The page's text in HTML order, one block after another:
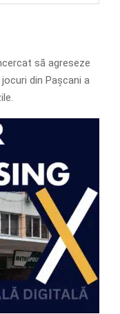
să agreseze
din Pașcani a